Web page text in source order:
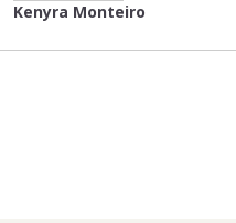
Kenyra Monteiro